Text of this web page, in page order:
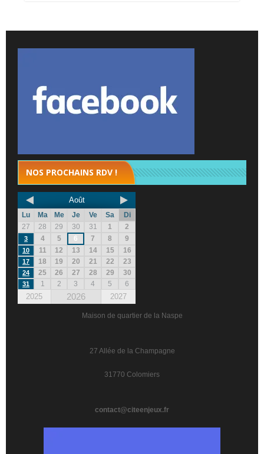
NOS PROCHAINS RDV !
Août
Lu Ma Me Je Ve Sa
Di
27
28 29 30 31 1 2
3 4 5 6 7 8 9
10 11 12 13 14 15 16
17 18 19 20 21 22 23
24 25 26 27 28 29 30
31 1 2 3 4 5 6
2025 2026 2027
Maison de quartier de la Naspe
27 Allée de la Champagne
31770 Colomiers
contact@citeenjeux.fr